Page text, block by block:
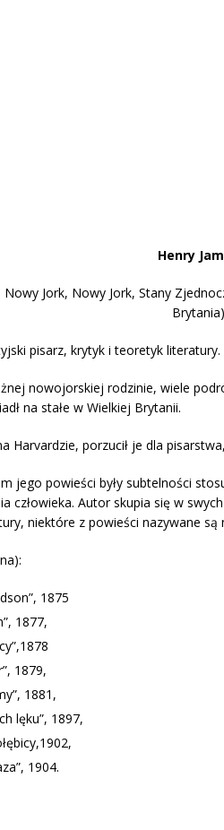
Henry
Jork, Nowy Jork, Stany
Brytania)
pisarz, krytyk i teoretyk literatury.
nowojorskiej rodzinie, wiele
na stałe w Wielkiej Brytanii.
Harvardzie, porzucił je dla
jego powieści były subtelności
człowieka. Autor skupia się w
niektóre z powieści nazywane są
1875
1877,
1879,
1881,
lęku”, 1897,
1904.